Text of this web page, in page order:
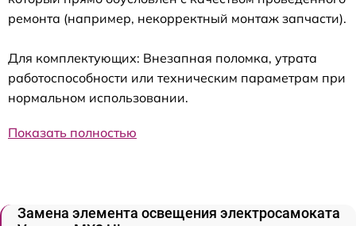
ремонта (например, некорректный монтаж запчасти).
Для комплектующих: Внезапная поломка, утрата
работоспособности или техническим параметрам при
нормальном использовании.
Показать полностью
Замена элемента освещения электросамоката